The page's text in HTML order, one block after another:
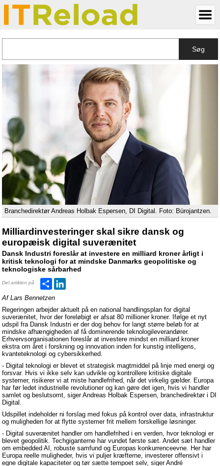
Søg
Branchedirektør Andreas Holbak Espersen, DI Digital. Foto: Bürojantzen.
Milliardinvesteringer skal sikre dansk og
europæisk digital suverænitet
Dansk Industri foreslår at investere en milliard kroner årligt i
kritisk teknologi for at mindske Danmarks geopolitiske og
teknologiske sårbarhed
Del artiklen på Del
Af Lars Bennetzen
Regeringen arbejder aktuelt på en national handlingsplan for digital
suverænitet, hvor der foreløbigt er afsat 80 millioner kroner. Ifølge et nyt
udspil fra Dansk Industri er der dog behov for langt større beløb for at
mindske afhængigheden af få dominerende teknologileverandører.
Erhvervsorganisationen foreslår at investere mindst en milliard kroner
ekstra om året i forskning og innovation inden for kunstig intelligens,
kvanteteknologi og cybersikkerhed.
- Digital teknologi er blevet et strategisk magtmiddel på linje med energi og
forsvar. Hvis vi ikke selv kan udvikle og kontrollere kritiske digitale
systemer, risikerer vi at miste handlefrihed, når det virkelig gælder. Europa
har før ledet industrielle revolutioner og kan gøre det igen, hvis vi handler
samlet og beslutsomt, siger Andreas Holbak Espersen, branchedirektør i DI
Digital.
Udspillet indeholder ni forslag med fokus på kontrol over data, infrastruktur
og muligheden for at flytte systemer frit mellem forskellige løsninger.
- Digital suverænitet handler om handlefrihed i en verden, hvor teknologi er
blevet geopolitik. Techgiganterne har vundet første sæt. Andet sæt handler
om embedded AI, robuste samfund og Europas konkurrenceevne. Her har
Europa reelle muligheder, hvis vi puljer kræfterne, investerer offensivt i
egne digitale kapaciteter og tør sætte tempoet selv, siger André